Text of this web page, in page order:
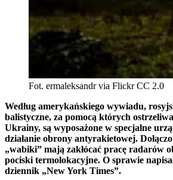
Fot. ermaleksandr via Flickr CC 2.0
Według amerykańskiego wywiadu,
balistyczne, za pomocą których
Ukrainy, są wyposażone w specjalne
działanie obrony antyrakietowej.
„wabiki” mają zakłócać pracę radarów
pociski termolokacyjne. O sprawie
dziennik „New York Times”.